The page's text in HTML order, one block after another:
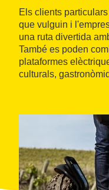
Els clients
que vulguin i
una ruta divertida
També es poden
plataformes
culturals,